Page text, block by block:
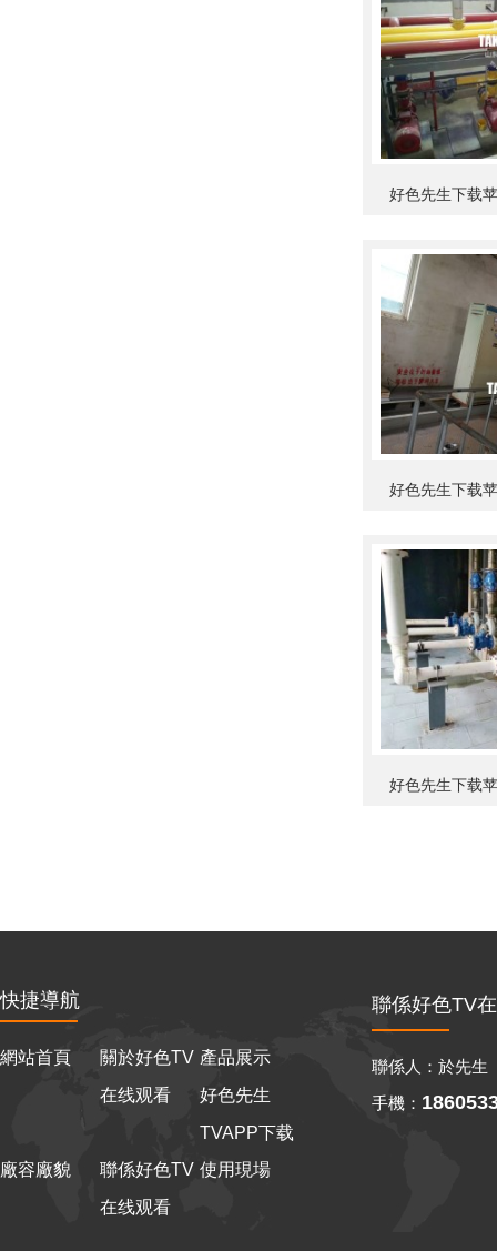
好色先生下载
好色先生下载
好色先生下载
快捷導航
網站首頁 關於好色TV
在线观看
產品展示
好色先生
TVAPP下载
廠容廠貌 聯係好色TV
在线观看
使用現場
聯係好色TV
聯係人：於先生
手機：